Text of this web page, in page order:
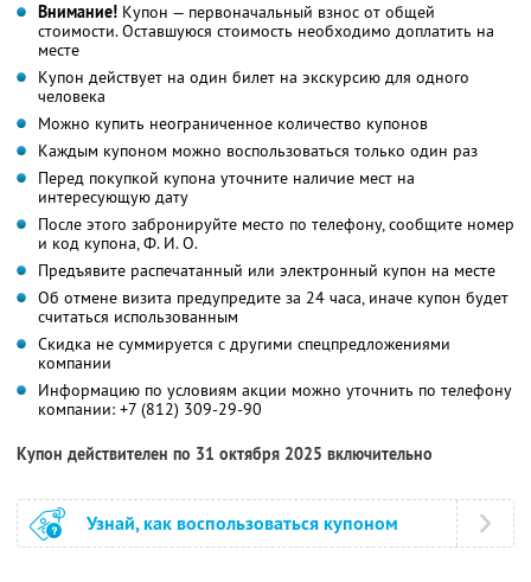
Внимание! Купон — первоначальный взнос от общей
стоимости. Оставшуюся стоимость необходимо доплатить на
месте
Купон действует на один билет на экскурсию для одного
человека
Можно купить неограниченное количество купонов
Каждым купоном можно воспользоваться только один раз
Перед покупкой купона уточните наличие мест на
интересующую дату
После этого забронируйте место по телефону, сообщите номер
и код купона,Ф. И. О.
Предъявите распечатанный или электронный купон на месте
Об отмене визита предупредите за 24 часа, иначе купон будет
считаться использованным
Скидка не суммируется с другими спецпредложениями
компании
Информацию по условиям акции можно уточнить по телефону
компании: +7 (812) 309-29-90
Купон действителен по 31 октября 2025 включительно
Узнай, как воспользоваться купоном